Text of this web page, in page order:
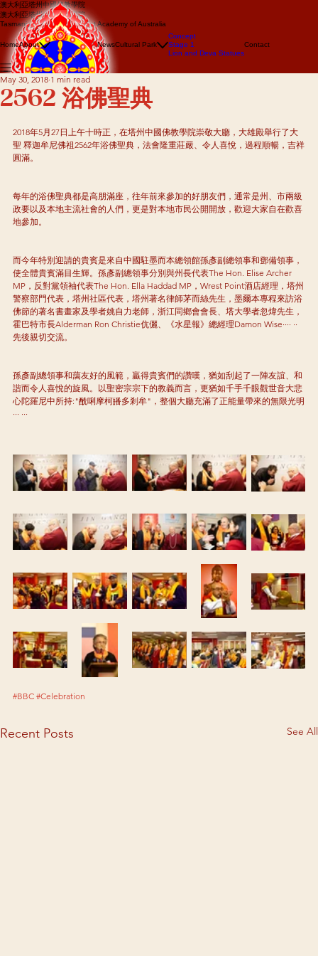
澳大利亞塔州中國佛教學院
澳大利亞塔州中國佛教學院
Tasmanian Chinese Buddhist Academy of Australia
HomeAbout
About us
Events
Lion Dance
Dragon dance
NewsCultural Park
Concept
Stage 1
Lion and Deva Statues
Contact
2562 浴佛聖典
May 30, 2018 1 min read
2018年5月27日上午十時正，在塔州中國佛教學院崇敬大廳，大雄殿舉行了大
聖 釋迦牟尼佛祖2562年浴佛聖典，法會隆重莊嚴、令人喜悅，過程順暢，吉祥
圓滿。
每年的浴佛聖典都是高朋滿座，往年前來參加的好朋友們，通常是州、市兩級
政要以及本地主流社會的人們，更是對本地市民公開開放，歡迎大家自在歡喜
地參加。
而今年特別迎請的貴賓是來自中國駐墨而本總領館孫彥副總領事和鄧備領事，
使全體貴賓滿目生輝。孫彥副總領事分別與州長代表The Hon. Elise Archer
MP，反對黨領袖代表The Hon. Ella Haddad MP，Wrest Point酒店經理，塔州
警察部門代表，塔州社區代表，塔州著名律師茅而絲先生，墨爾本專程來訪浴
佛節的著名書畫家及學者姚自力老師，浙江同鄉會會長、塔大學者忽煒先生，
霍巴特市長Alderman Ron Christie伉儷、《水星報》總經理Damon Wise···· ··
先後親切交流。
孫彥副總領事和藹友好的風範，贏得貴賓們的讚嘆，猶如刮起了一陣友誼、和
諧而令人喜悅的旋風。以聖密宗宗下的教義而言，更猶如千手千眼觀世音大悲
心陀羅尼中所持:"酰唎摩柯皤多剎牟"，整個大廳充滿了正能量帶來的無限光明
··· ···
#BBC #Celebration
Recent Posts See All